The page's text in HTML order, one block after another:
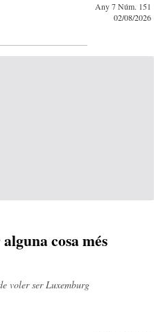
Any 7 Núm. 151
02/08/2026
cosa més
voler ser Luxemburg